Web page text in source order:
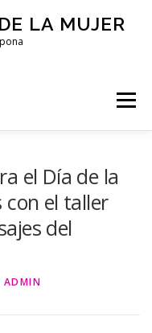
LA MUJER
Menú
CONTACTO
el Día de la
con el taller
del
ADMIN